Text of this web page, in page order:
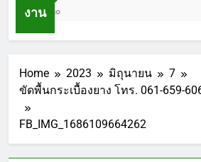
งาน
1 ปี Ago
Home 2023 มิถุนายน
7
ขัดพื้นกระเบื้องยาง โทร. 061-659-
FB_IMG_1686109664262